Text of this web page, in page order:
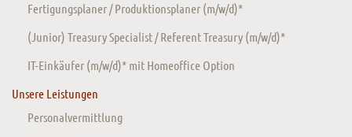
Fertigungsplaner / Produktionsplaner (m/w/d)*
(Junior) Treasury Specialist / Referent Treasury (m/w/d)*
IT-Einkäufer (m/w/d)* mit Homeoffice Option
Unsere Leistungen
Personalvermittlung